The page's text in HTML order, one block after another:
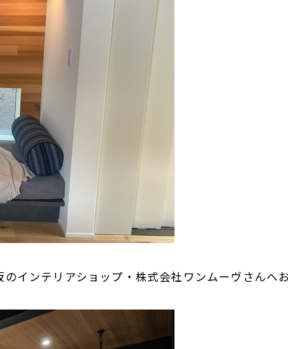
インテリアショップ・株式会社ワンムーヴさんへ